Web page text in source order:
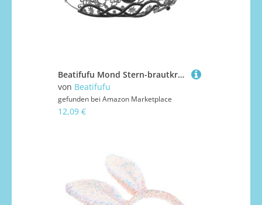
Beatifufu Mond Stern-brautkrone mit Funkelnden Kristallrhinestones Leichter Hochzeitstiaras Haarschmuck für Frauen Stilvolles Stirnband für Hochzeiten Halloween Cosplay und Bühnenauftritte
von Beatifufu
gefunden bei Amazon Marketplace
12,09 €